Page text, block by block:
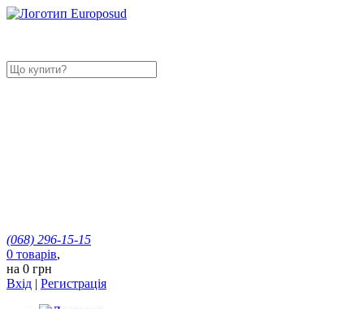
(068) 296-15-15
0 товарів,
на 0 грн
Вхід | Регистрація